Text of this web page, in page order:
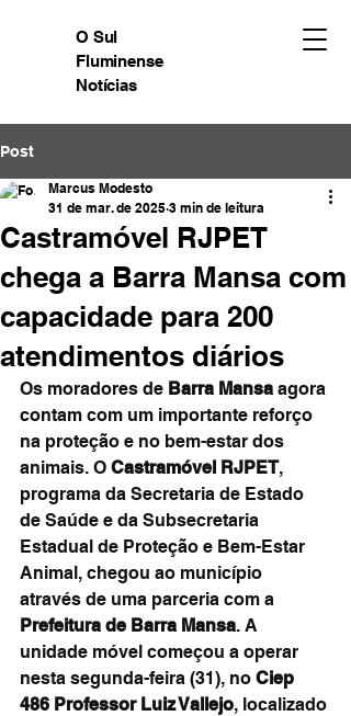
O Sul
Fluminense
Notícias
Post
Castramóvel RJPET
chega a Barra Mansa com
capacidade para 200
atendimentos diários
Marcus Modesto
31 de mar. de 2025 3 min de leitura
Os moradores de Barra Mansa agora
contam com um importante reforço
na proteção e no bem-estar dos
animais. O Castramóvel RJPET,
programa da Secretaria de Estado
de Saúde e da Subsecretaria
Estadual de Proteção e Bem-Estar
Animal, chegou ao município
através de uma parceria com a
Prefeitura de Barra Mansa. A
unidade móvel começou a operar
nesta segunda-feira (31), no Ciep
486 Professor Luiz Vallejo, localizado